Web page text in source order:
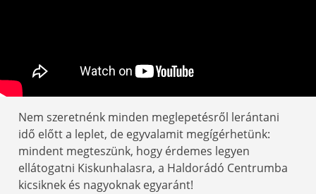
Nem szeretnénk minden meglepetésről lerántani
idő előtt a leplet, de egyvalamit megígérhetünk:
mindent megteszünk, hogy érdemes legyen
ellátogatni Kiskunhalasra, a Haldorádó Centrumba
kicsiknek és nagyoknak egyaránt!